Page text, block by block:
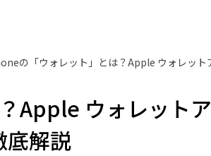
Apple ウォレットア
底解説